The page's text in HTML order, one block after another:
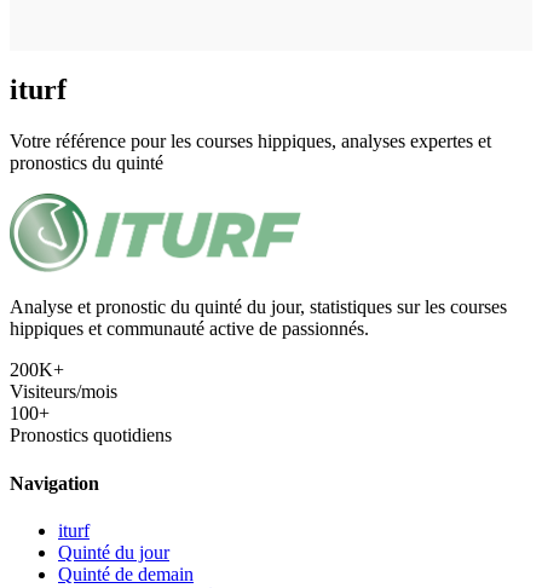
iturf
Votre référence pour les courses hippiques, analyses expertes et
pronostics du quinté
Analyse et pronostic du quinté du jour, statistiques sur les courses
hippiques et communauté active de passionnés.
200K+
Visiteurs/mois
100+
Pronostics quotidiens
Navigation
iturf
Quinté du jour
Quinté de demain